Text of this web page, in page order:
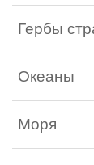
Гербы
Океаны
Моря